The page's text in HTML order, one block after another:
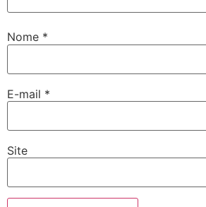
Nome *
E-mail *
Site